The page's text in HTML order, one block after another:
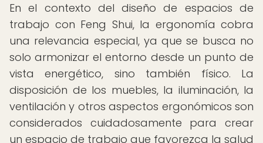
En el contexto del diseño de espacios de
trabajo con Feng Shui, la ergonomía cobra
una relevancia especial, ya que se busca no
solo armonizar el entorno desde un punto de
vista energético, sino también físico. La
disposición de los muebles, la iluminación, la
ventilación y otros aspectos ergonómicos son
considerados cuidadosamente para crear
un espacio de trabajo que favorezca la salud